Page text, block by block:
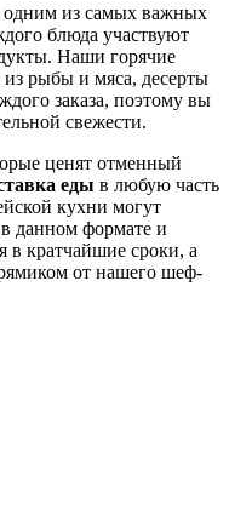
одним из самых важных
блюда участвуют
Наши горячие
рыбы и мяса, десерты
заказа, поэтому вы
свежести.
ценят отменный
еды в любую часть
кухни могут
данном формате и
в кратчайшие сроки, а
от нашего шеф-